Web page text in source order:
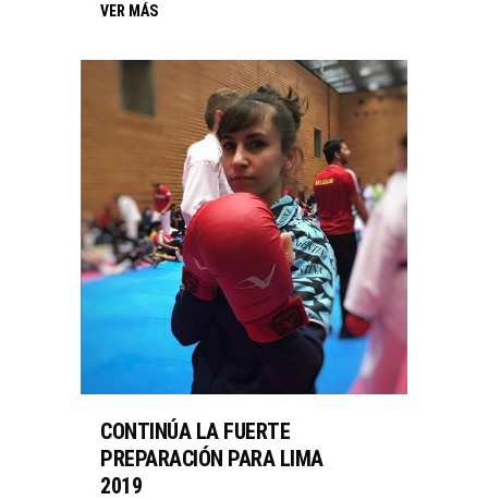
VER MÁS
CONTINÚA LA FUERTE
PREPARACIÓN PARA LIMA
2019